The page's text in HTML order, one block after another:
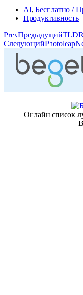
AI, Бесплатно /
Продуктивность
PrevПредыдущий
СледующийPhotoleap
Онлайн список